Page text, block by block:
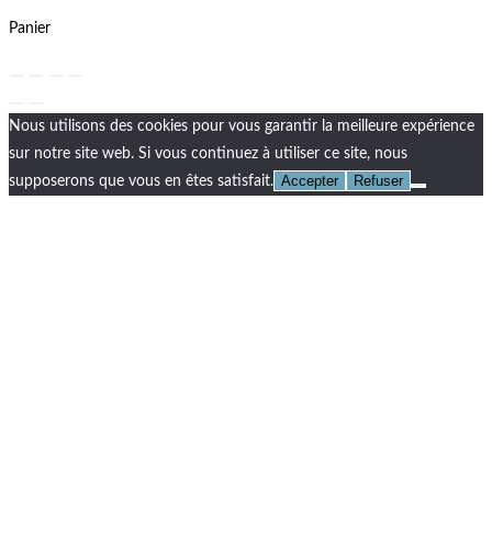
Panier
Nous utilisons des cookies pour vous garantir la meilleure expérience
sur notre site web. Si vous continuez à utiliser ce site, nous
supposerons que vous en êtes satisfait. Accepter Refuser